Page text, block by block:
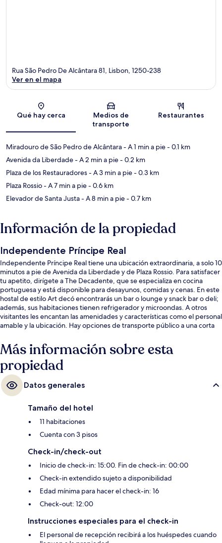
Sección del mapa
Rua São Pedro De Alcântara 81, Lisbon, 1250-238
Ver en el mapa
Qué hay cerca
Medios de
transporte
Restaurantes
Miradouro de São Pedro de Alcântara- A 1 min a pie- 0.1 km
Avenida da Liberdade- A 2 min a pie- 0.2 km
Plaza de los Restauradores- A 3 min a pie- 0.3 km
Plaza Rossio- A 7 min a pie- 0.6 km
Elevador de Santa Justa- A 8 min a pie- 0.7 km
Información de la propiedad
Independente Príncipe Real
Independente Príncipe Real tiene una ubicación extraordinaria, a solo 10
minutos a pie de Avenida da Liberdade y de Plaza Rossio. Para satisfacer
tu apetito, dirígete a The Decadente, que se especializa en cocina
portuguesa y está disponible para desayunos, comidas y cenas. En este
hostal de estilo Art decó encontrarás un bar o lounge y snack bar o deli;
además, sus habitaciones tienen refrigerador y microondas. A otros
visitantes les encantan las amenidades y características como el personal
amable y la ubicación. Hay opciones de transporte público a una corta
Parada de tranvía y autobús de São Pedro de Alcântara quedan a unos
pasos.
Más información sobre esta
propiedad
Datos generales
Tamaño del hotel
11 habitaciones
Cuenta con 3 pisos
Check-in/check-out
Inicio de check-in: 15:00. Fin de check-in: 00:00
Check-in extendido sujeto a disponibilidad
Edad mínima para hacer el check-in: 16
Check-out: 12:00
Instrucciones especiales para el check-in
El personal de recepción recibirá a los huéspedes cuando